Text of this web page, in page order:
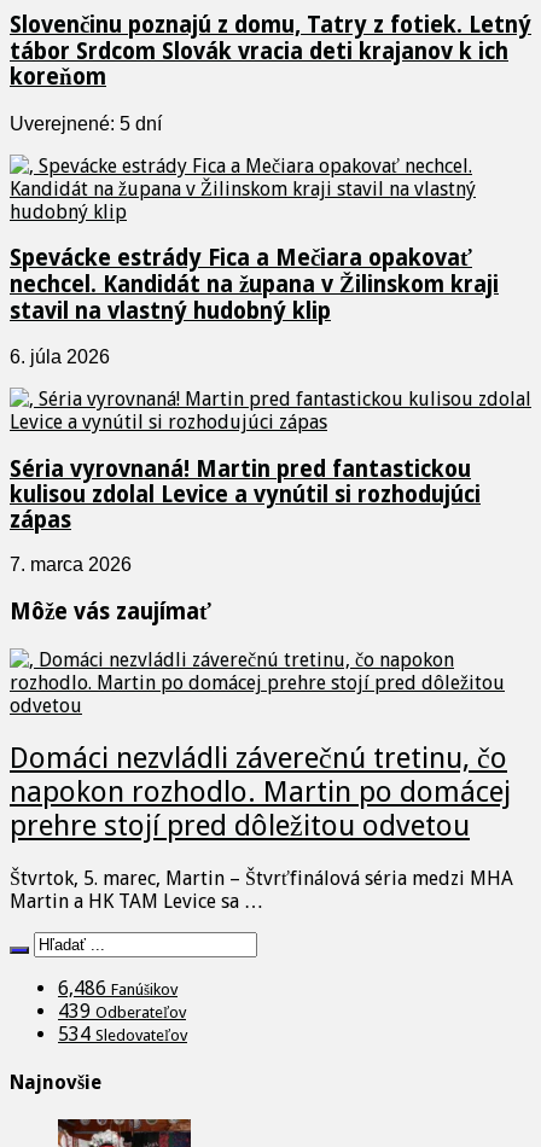
Slovenčinu poznajú z domu, Tatry z fotiek. Letný
tábor Srdcom Slovák vracia deti krajanov k ich
koreňom
Uverejnené: 5 dní
Spevácke estrády Fica a Mečiara opakovať
nechcel. Kandidát na župana v Žilinskom kraji
stavil na vlastný hudobný klip
6. júla 2026
Séria vyrovnaná! Martin pred fantastickou
kulisou zdolal Levice a vynútil si rozhodujúci
zápas
7. marca 2026
Môže vás zaujímať
Domáci nezvládli záverečnú tretinu, čo
napokon rozhodlo. Martin po domácej
prehre stojí pred dôležitou odvetou
Štvrtok, 5. marec, Martin – Štvrťfinálová séria medzi MHA
Martin a HK TAM Levice sa …
6,486 Fanúšikov
439 Odberateľov
534 Sledovateľov
Najnovšie